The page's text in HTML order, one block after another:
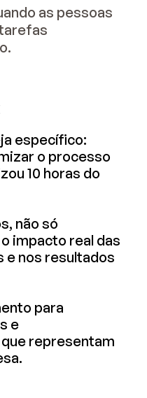
as pessoas
específico:
o processo
10 horas do
não só
impacto real das
e nos resultados
para
e
representam